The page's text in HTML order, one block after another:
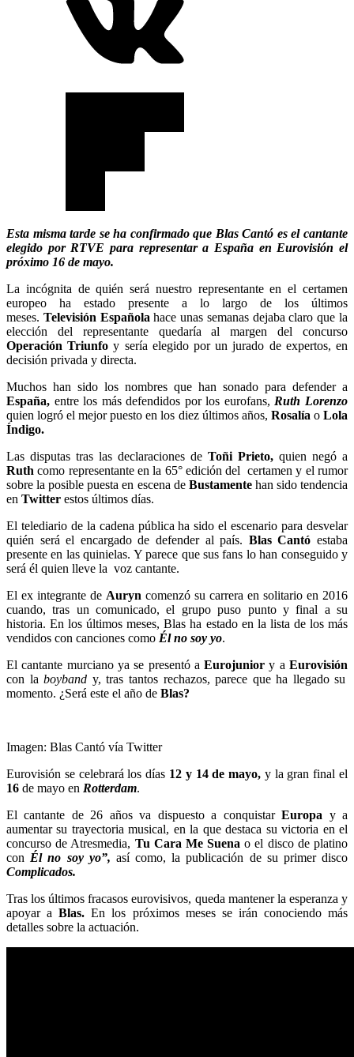
Esta misma tarde se ha confirmado que Blas Cantó es el cantante
elegido por RTVE para representar a España en Eurovisión el
próximo 16 de mayo.
La incógnita de quién será nuestro representante en el certamen
europeo ha estado presente a lo largo de los últimos
meses. Televisión Española hace unas semanas dejaba claro que la
elección del representante quedaría al margen del concurso
Operación Triunfo y sería elegido por un jurado de expertos, en
decisión privada y directa.
Muchos han sido los nombres que han sonado para defender a
España, entre los más defendidos por los eurofans, Ruth Lorenzo
quien logró el mejor puesto en los diez últimos años, Rosalía oLola
Índigo.
Las disputas tras las declaraciones de Toñi Prieto, quien negó a
Ruth como representante en la 65° edición del certamen y el rumor
sobre la posible puesta en escena de Bustamente han sido tendencia
en Twitter estos últimos días.
El telediario de la cadena pública ha sido el escenario para desvelar
quién será el encargado de defender al país. Blas Cantó estaba
presente en las quinielas. Y parece que sus fans lo han conseguido y
será él quien lleve la voz cantante.
El ex integrante de Auryn comenzó su carrera en solitario en 2016
cuando, tras un comunicado, el grupo puso punto y final a su
historia.En los últimos meses, Blas ha estado en la lista de los más
vendidos con canciones como Él no soy yo.
El cantante murciano ya se presentó aEurojunior y aEurovisión
con laboyband y, tras tantos rechazos, parece que ha llegado su
momento. ¿Será este el año de Blas?
Imagen: Blas Cantó vía Twitter
Eurovisión se celebrará los días 12 y 14 de mayo, y la gran final el
16 de mayo en Rotterdam.
El cantante de 26 años va dispuesto a conquistarEuropa y a
aumentar su trayectoria musical, en la que destaca su victoria en el
concurso de Atresmedia, Tu Cara Me Suena o el disco de platino
con Él no soy yo”, así como, la publicación de su primer disco
Complicados.
Tras los últimos fracasos eurovisivos, queda mantener la esperanza y
apoyar aBlas. En los próximos meses se irán conociendo más
detalles sobre la actuación.